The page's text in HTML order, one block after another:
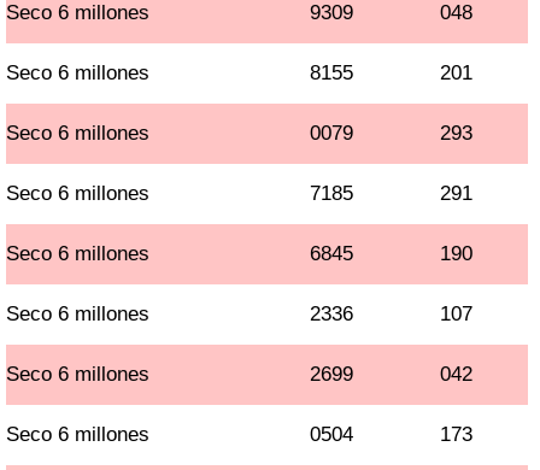
Seco 6 millones 9309 048
Seco 6 millones 8155 201
Seco 6 millones 0079 293
Seco 6 millones 7185 291
Seco 6 millones 6845 190
Seco 6 millones 2336 107
Seco 6 millones 2699 042
Seco 6 millones 0504 173